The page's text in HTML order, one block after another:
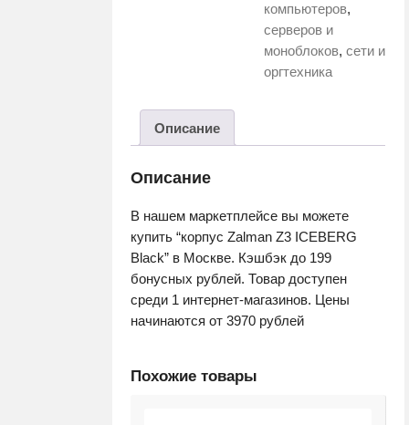
компьютеров,
серверов и
моноблоков, сети и
оргтехника
Описание
Описание
В нашем маркетплейсе вы можете
купить “корпус Zalman Z3 ICEBERG
Black” в Москве. Кэшбэк до 199
бонусных рублей. Товар доступен
среди 1 интернет-магазинов. Цены
начинаются от 3970 рублей
Похожие товары